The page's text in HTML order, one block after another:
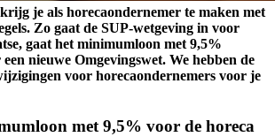
je als horecaondernemer te maken met
Zo gaat de SUP-wetgeving in voor
gaat het minimumloon met 9,5%
nieuwe Omgevingswet. We hebben de
voor horecaondernemers voor je
met 9,5% voor de horeca